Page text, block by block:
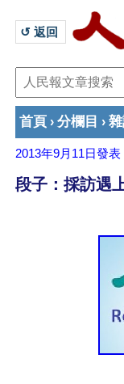
↺ 返回
首頁 › 分欄目 ›
2013年9月11日發表
段子：採訪遇